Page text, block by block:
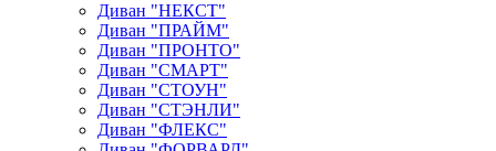
Диван "НЕКСТ"
Диван "ПРАЙМ"
Диван "ПРОНТО"
Диван "СМАРТ"
Диван "СТОУН"
Диван "СТЭНЛИ"
Диван "ФЛЕКС"